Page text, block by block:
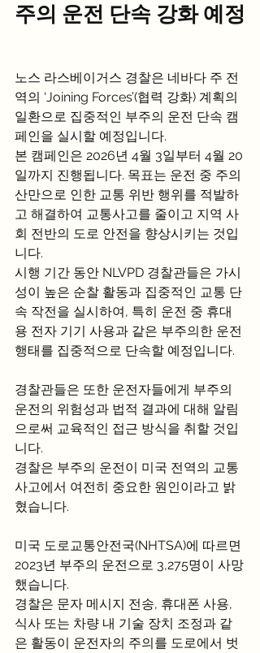
주의 운전 단속 강화 예정
노스 라스베이거스 경찰은 네바다 주 전
역의 ‘Joining Forces’(협력 강화) 계획의
일환으로 집중적인 부주의 운전 단속 캠
페인을 실시할 예정입니다.
본 캠페인은 2026년 4월 3일부터 4월 20
일까지 진행됩니다. 목표는 운전 중 주의
산만으로 인한 교통 위반 행위를 적발하
고 해결하여 교통사고를 줄이고 지역 사
회 전반의 도로 안전을 향상시키는 것입
니다.
시행 기간 동안 NLVPD 경찰관들은 가시
성이 높은 순찰 활동과 집중적인 교통 단
속 작전을 실시하여, 특히 운전 중 휴대
용 전자 기기 사용과 같은 부주의한 운전
행태를 집중적으로 단속할 예정입니다.
경찰관들은 또한 운전자들에게 부주의
운전의 위험성과 법적 결과에 대해 알림
으로써 교육적인 접근 방식을 취할 것입
니다.
경찰은 부주의 운전이 미국 전역의 교통
사고에서 여전히 중요한 원인이라고 밝
혔습니다.
미국 도로교통안전국(NHTSA)에 따르면
2023년 부주의 운전으로 3,275명이 사망
했습니다.
경찰은 문자 메시지 전송, 휴대폰 사용,
식사 또는 차량 내 기술 장치 조정과 같
은 활동이 운전자의 주의를 도로에서 벗